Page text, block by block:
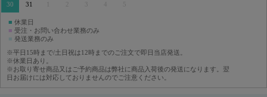
30 31 3 5
■ 休業日
■ 受注・お問い合わせ業務のみ
■ 発送業務のみ
※平日15時まで/土日祝は12時までのご注文で即日当店発送。
※休業日あり。
※お取り寄せ商品又はご予約商品は弊社に商品入荷後の発送になります。翌
日お届けには対応しておりませんのでご注意ください。